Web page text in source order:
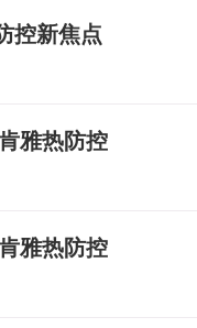
控新焦点
雅热防控
雅热防控